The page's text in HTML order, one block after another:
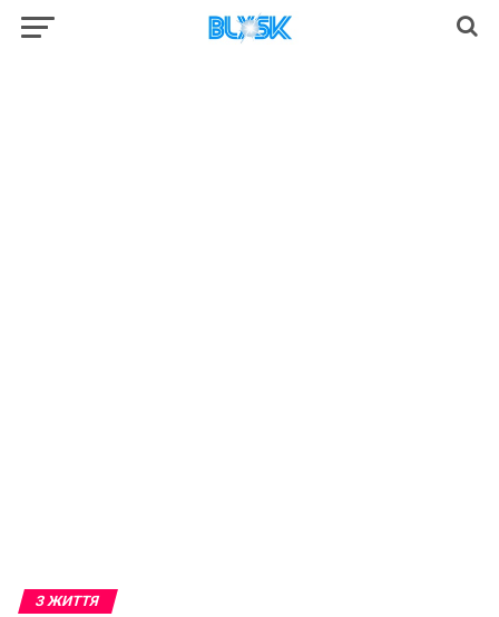
З ЖИТТЯ